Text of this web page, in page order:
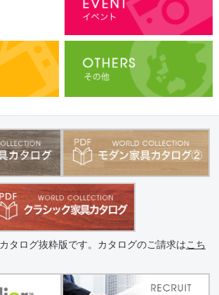
タログ抜粋版です。カタログのご請求はこち